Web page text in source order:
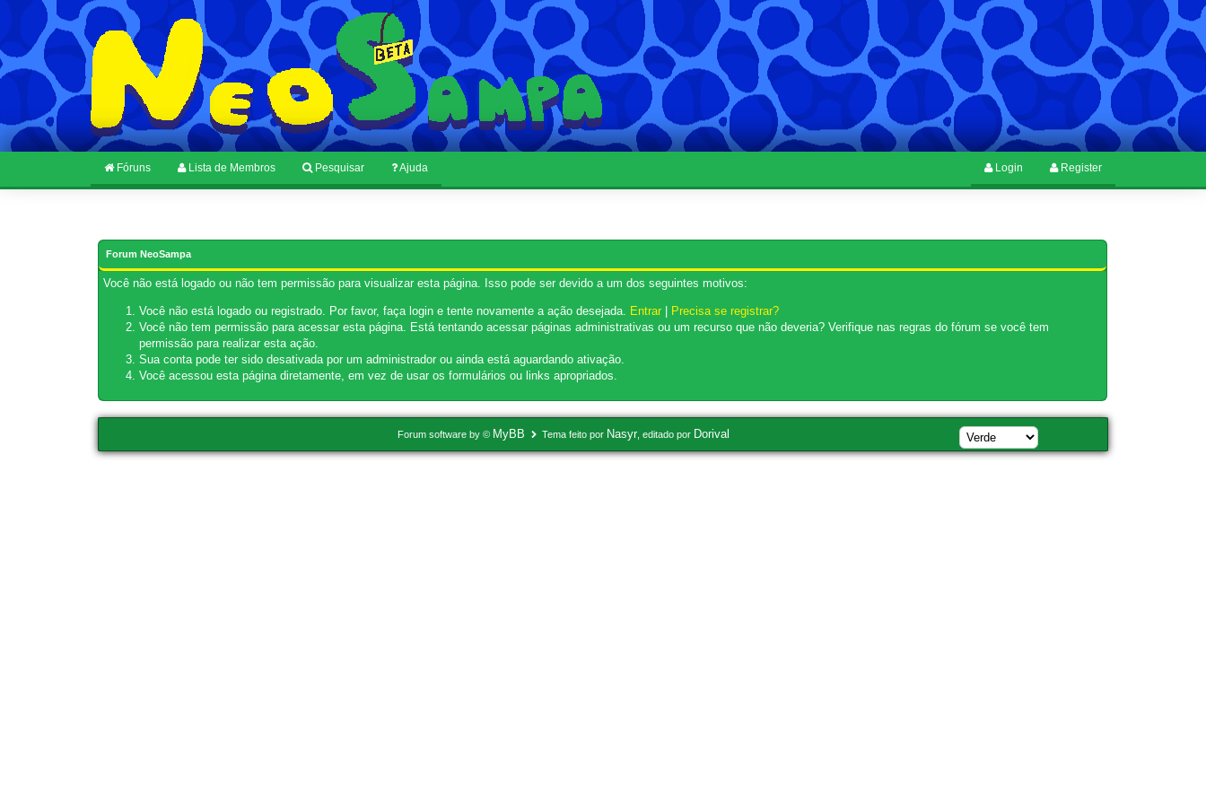
Fóruns Lista de Membros Pesquisar Ajuda Register
Login
Forum NeoSampa
Você não está logado ou não tem permissão para visualizar esta página. Isso pode ser devido a um dos seguintes motivos:
Você não está logado ou registrado. Por favor, faça login e tente novamente a ação desejada. Entrar
Precisa se registrar?
Você não tem permissão para acessar esta página. Está tentando acessar páginas administrativas ou um recurso que não deveria? Verifique nas regras do fórum se você tem
permissão para realizar esta ação.
Sua conta pode ter sido desativada por um administrador ou ainda está aguardando ativação.
Você acessou esta página diretamente, em vez de usar os formulários ou links apropriados.
Forum software by © MyBB Tema feito por Nasyr, editado por Dorival